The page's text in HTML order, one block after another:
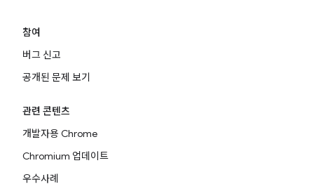
참여
버그 신고
공개된 문제 보기
관련 콘텐츠
개발자용 Chrome
Chromium 업데이트
우수사례